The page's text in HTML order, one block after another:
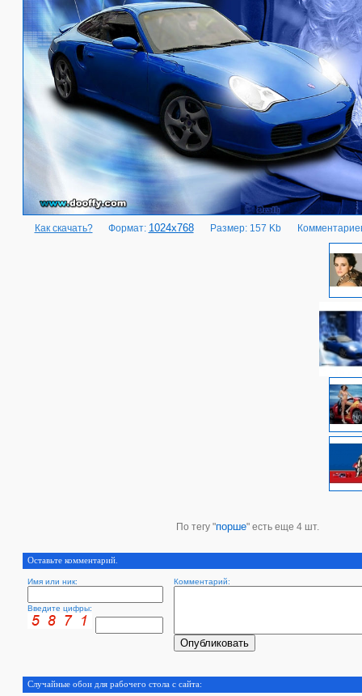
Как скачать? Формат: 1024x768 Размер: 157 Kb
По тегу "порше" есть еще 4 шт.
Оставьте комментарий.
Имя или ник: Комментарий:
Введите цифры:
Случайные обои для рабочего стола с сайта: